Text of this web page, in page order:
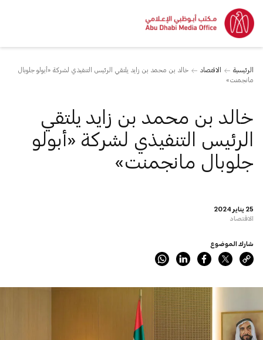
الرئيسية الاقتصاد
خالد بن محمد بن زايد يلتقي الرئيس التنفيذي لشركة «أبولو جلوبال
مانجمنت»
25 يناير 2024
الاقتصاد
خالد بن محمد بن زايد يلتقي
الرئيس التنفيذي لشركة «أبولو
جلوبال مانجمنت»
شارك الموضوع